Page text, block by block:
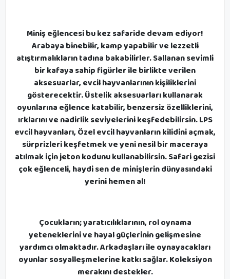
Miniş eğlencesi bu kez safaride devam ediyor!
Arabaya binebilir, kamp yapabilir ve lezzetli
atıştırmalıkların tadına bakabilirler. Sallanan sevimli
bir kafaya sahip figürler ile birlikte verilen
aksesuarlar, evcil hayvanlarının kişiliklerini
gösterecektir. Üstelik aksesuarları kullanarak
oyunlarına eğlence katabilir, benzersiz özelliklerini,
ırklarını ve nadirlik seviyelerini keşfedebilirsin. LPS
evcil hayvanları, Özel evcil hayvanların kilidini açmak,
sürprizleri keşfetmek ve yeni nesil bir maceraya
atılmak için jeton kodunu kullanabilirsin. Safari gezisi
çok eğlenceli, haydi sen de minişlerin dünyasındaki
yerini hemen al!
Çocukların; yaratıcılıklarının, rol oynama
yeteneklerini ve hayal güçlerinin gelişmesine
yardımcı olmaktadır. Arkadaşları ile oynayacakları
oyunlar sosyalleşmelerine katkı sağlar. Koleksiyon
merakını destekler.